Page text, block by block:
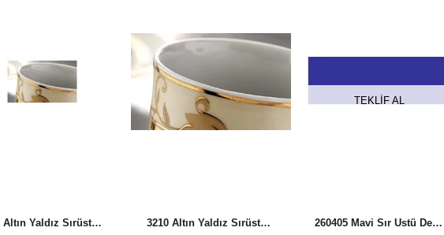
3210 Altın Yaldız Sırüstü Dekor (5 gr şişe sıvı)
3210 Altın Yaldız Sırüstü Dekor (10gr şişe sıvı)
TEKLİF AL
260405 Mavi Sır Üstü Dekor Boyası